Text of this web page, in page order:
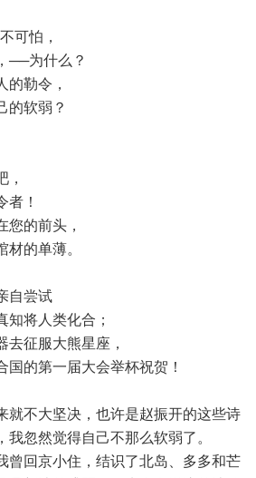
可怕，
──为什么？
的勒令，
的软弱？
，
者！
您的前头，
材的单薄。
自尝试
知将人类化合；
去征服大熊星座，
国的第一届大会举杯祝贺！
来就不大坚决，也许是赵振开的这些诗
我忽然觉得自己不那么软弱了。
我曾回京小住，结识了北岛、多多和芒